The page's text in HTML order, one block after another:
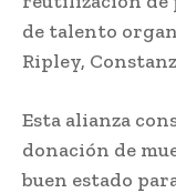
de talento
Ripley,
Esta alianza
donación de
buen estado